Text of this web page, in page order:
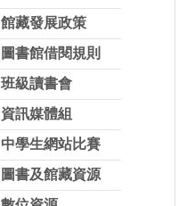
館藏發展政策
圖書館借閱規則
班級讀書會
資訊媒體組
中學生網站比賽
圖書及館藏資源